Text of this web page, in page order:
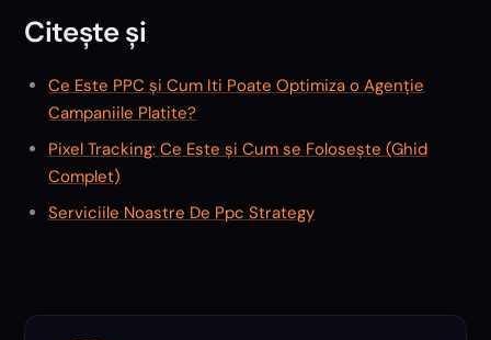
Citește și
Ce Este PPC și Cum Iti Poate Optimiza o Agenție
Campaniile Platite?
Pixel Tracking: Ce Este și Cum se Folosește (Ghid
Complet)
Serviciile Noastre De Ppc Strategy